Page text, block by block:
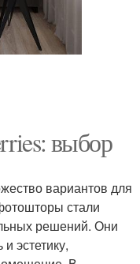
выбор
вариантов для
стали
решений. Они
эстетику,